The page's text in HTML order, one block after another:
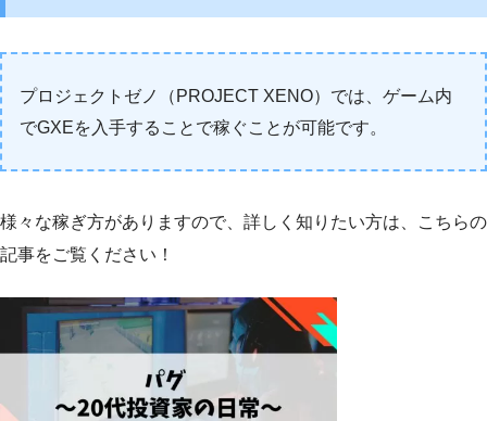
プロジェクトゼノ（PROJECT XENO）では、ゲーム内
でGXEを入手することで稼ぐことが可能です。
様々な稼ぎ方がありますので、詳しく知りたい方は、こちらの
記事をご覧ください！